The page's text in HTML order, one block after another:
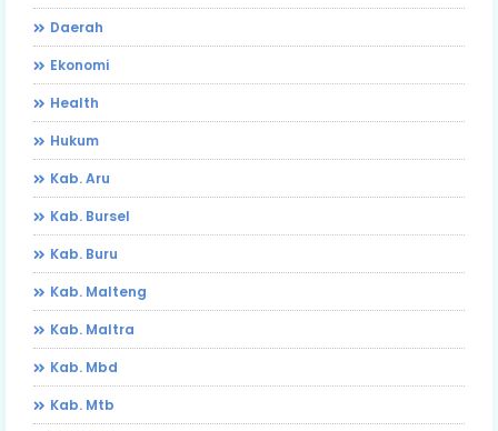
Daerah
Ekonomi
Health
Hukum
Kab. Aru
Kab. Bursel
Kab. Buru
Kab. Malteng
Kab. Maltra
Kab. Mbd
Kab. Mtb